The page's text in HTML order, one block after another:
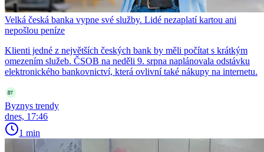
Velká česká banka vypne své služby. Lidé nezaplatí kartou ani
nepošlou peníze
Klienti jedné z největších českých bank by měli počítat s krátkým
omezením služeb. ČSOB na neděli 9. srpna naplánovala odstávku
elektronického bankovnictví, která ovlivní také nákupy na internetu.
Byznys trendy
dnes, 17:46
1 min